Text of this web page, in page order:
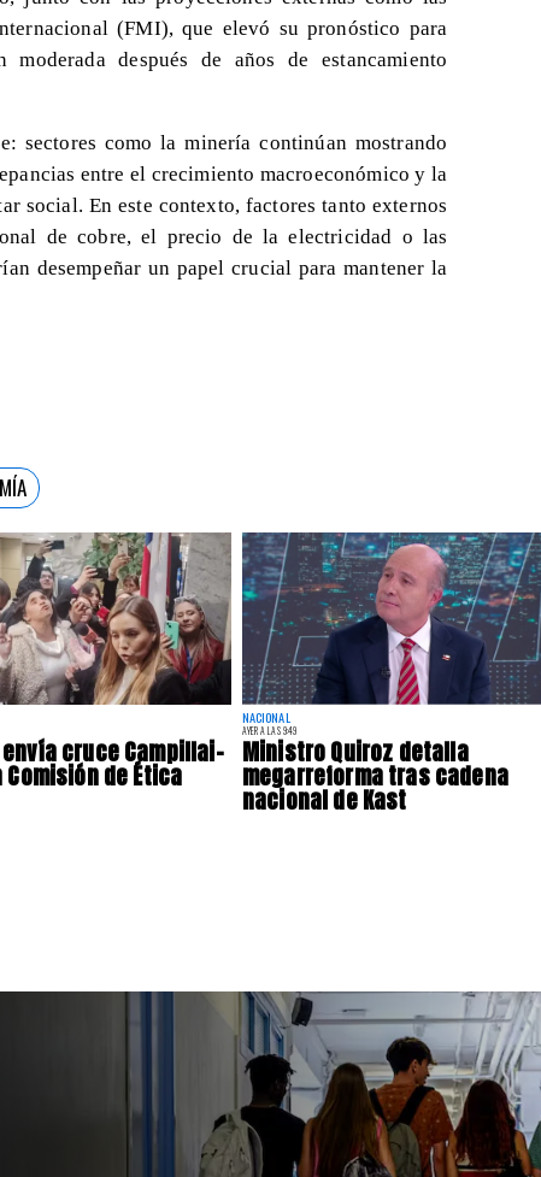
cruce Campillai-
Comisión de Ética
NACIONAL
AYER A LAS 9:49
Ministro Quiroz detalla
megarreforma tras cadena
nacional de Kast
(FMI), que elevó su pronóstico para
después de años de estancamiento
sectores como la minería continúan mostrando
entre el crecimiento macroeconómico y la
social. En este contexto, factores tanto externos
de cobre, el precio de la electricidad o las
desempeñar un papel crucial para mantener la